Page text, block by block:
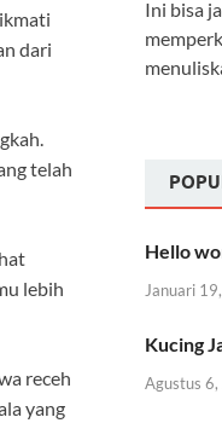
dari
telah
lebih
receh
yang
Ini bisa
Hello
Januari
Kucing
Agustus